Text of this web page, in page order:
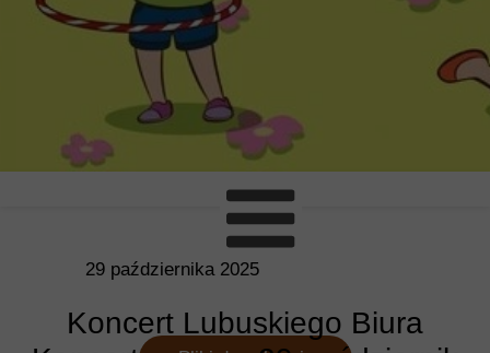
29 października 2025
Koncert Lubuskiego Biura